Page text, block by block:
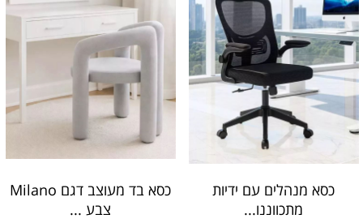
כסא מנהלים עם ידיות
מתכווננו...
כסא בד מעוצב דגם Milano
צבע ...